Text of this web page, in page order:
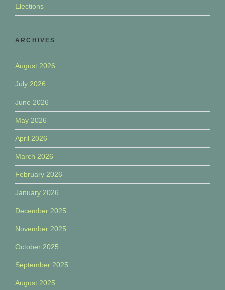
Elections
ARCHIVES
August 2026
July 2026
June 2026
May 2026
April 2026
March 2026
February 2026
January 2026
December 2025
November 2025
October 2025
September 2025
August 2025